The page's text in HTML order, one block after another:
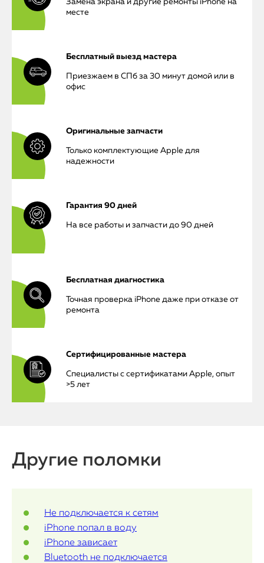
iPhone
MacBook
О нас
Замена экрана и другие ремонты iPhone на
месте
Бесплатный выезд мастера
Приезжаем в СПб за 30 минут домой или в
офис
Оригинальные запчасти
Только комплектующие Apple для
надежности
Гарантия 90 дней
На все работы и запчасти до 90 дней
Бесплатная диагностика
Точная проверка iPhone даже при отказе от
ремонта
Сертифицированные мастера
Специалисты с сертификатами Apple, опыт
>5 лет
Другие поломки
Не подключается к сетям
iPhone попал в воду
iPhone зависает
Bluetooth не подключается